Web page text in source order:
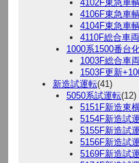
4102F東急車
4106F東急車
4104F東急車
4110F総合車
1000系1500番台
1003F総合車
1503F更新
新造試運転(41)
5050系試運転(12)
5151F新造東
5154F新造試
5155F新造試
5156F新造試
5169F新造試